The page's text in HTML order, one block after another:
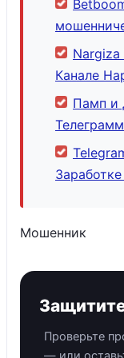
Канале
Памп и
Мошенник
Проверьте